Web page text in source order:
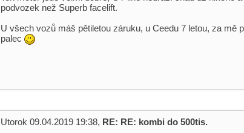
podvozek než Superb facelift.
U všech vozů máš pětiletou záruku, u Ceedu 7 letou, za mě
palec
Utorok 09.04.2019 19:38, RE: RE: kombi do 500tis.